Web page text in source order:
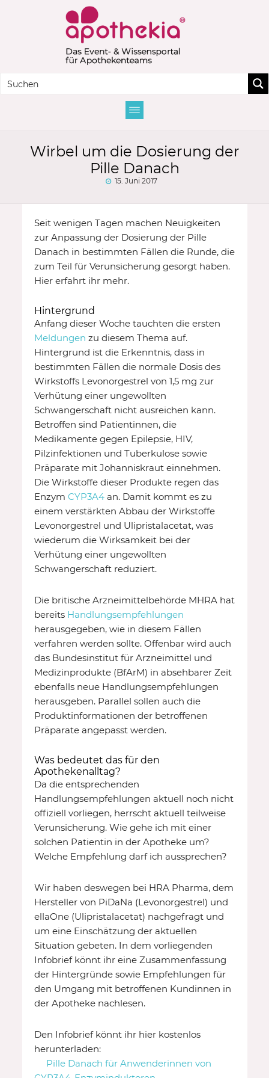
Wirbel um die Dosierung der
Pille Danach
15. Juni 2017
Seit wenigen Tagen machen Neuigkeiten
zur Anpassung der Dosierung der Pille
Danach in bestimmten Fällen die Runde, die
zum Teil für Verunsicherung gesorgt haben.
Hier erfahrt ihr mehr.
Hintergrund
Anfang dieser Woche tauchten die ersten
Meldungen zu diesem Thema auf.
Hintergrund ist die Erkenntnis, dass in
bestimmten Fällen die normale Dosis des
Wirkstoffs Levonorgestrel von 1,5 mg zur
Verhütung einer ungewollten
Schwangerschaft nicht ausreichen kann.
Betroffen sind Patientinnen, die
Medikamente gegen Epilepsie, HIV,
Pilzinfektionen und Tuberkulose sowie
Präparate mit Johanniskraut einnehmen.
Die Wirkstoffe dieser Produkte regen das
Enzym CYP3A4an. Damit kommt es zu
einem verstärkten Abbau der Wirkstoffe
Levonorgestrel und Ulipristalacetat, was
wiederum die Wirksamkeit bei der
Verhütung einer ungewollten
Schwangerschaft reduziert.
Die britische Arzneimittelbehörde MHRA hat
bereits Handlungsempfehlungen
herausgegeben, wie in diesem Fällen
verfahren werden sollte. Offenbar wird auch
das Bundesinstitut für Arzneimittel und
Medizinprodukte (BfArM) in absehbarer Zeit
ebenfalls neue Handlungsempfehlungen
herausgeben. Parallel sollen auch die
Produktinformationen der betroffenen
Präparate angepasst werden.
Was bedeutet das für den
Apothekenalltag?
Da die entsprechenden
Handlungsempfehlungen aktuell noch nicht
offiziell vorliegen, herrscht aktuell teilweise
Verunsicherung. Wie gehe ich mit einer
solchen Patientin in der Apotheke um?
Welche Empfehlung darf ich aussprechen?
Wir haben deswegen bei HRA Pharma, dem
Hersteller von PiDaNa (Levonorgestrel) und
ellaOne (Ulipristalacetat) nachgefragt und
um eine Einschätzung der aktuellen
Situation gebeten. In dem vorliegenden
Infobrief könnt ihr eine Zusammenfassung
der Hintergründe sowie Empfehlungen für
den Umgang mit betroffenen Kundinnen in
der Apotheke nachlesen.
Den Infobrief könnt ihr hier kostenlos
herunterladen:
Pille Danach für Anwenderinnen von